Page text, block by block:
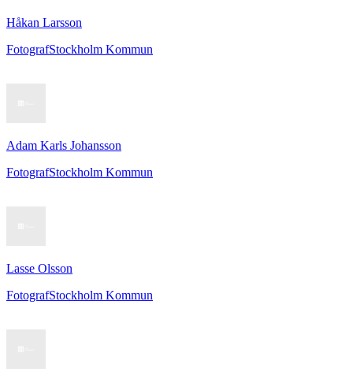
Håkan Larsson
FotografStockholm Kommun
Adam Karls Johansson
FotografStockholm Kommun
Lasse Olsson
FotografStockholm Kommun